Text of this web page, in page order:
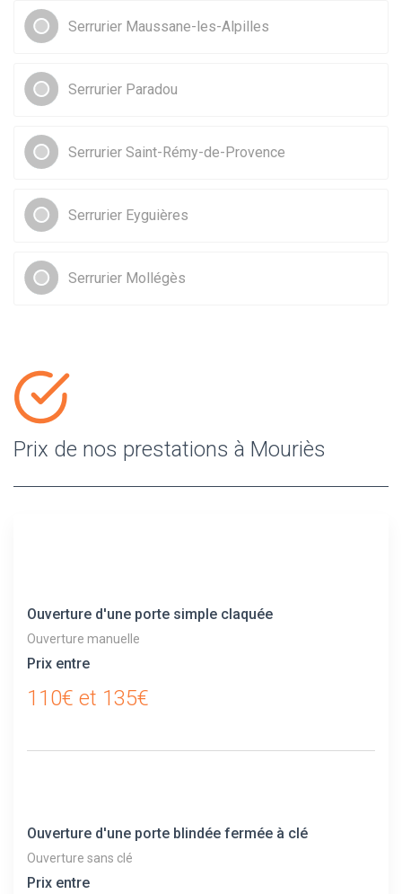
Serrurier Maussane-les-Alpilles
Serrurier Paradou
Serrurier Saint-Rémy-de-Provence
Serrurier Eyguières
Serrurier Mollégès
Prix de nos prestations à Mouriès
Ouverture d'une porte simple claquée
Ouverture manuelle
Prix entre
110€ et 135€
Ouverture d'une porte blindée fermée à clé
Ouverture sans clé
Prix entre